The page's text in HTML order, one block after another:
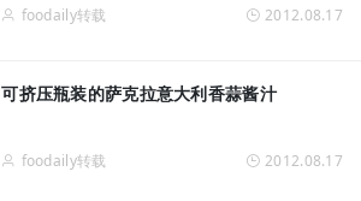
foodaily转载 2012.08.17
可挤压瓶装的萨克拉意大利香蒜酱汁
foodaily转载 2012.08.17